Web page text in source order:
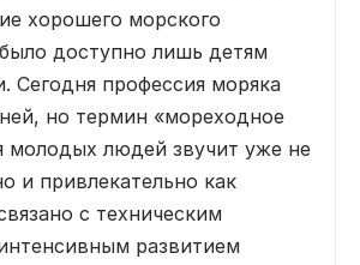
хорошего морского
доступно лишь детям
Сегодня профессия моряка
но термин «мореходное
молодых людей звучит уже не
и привлекательно как
с техническим
развитием